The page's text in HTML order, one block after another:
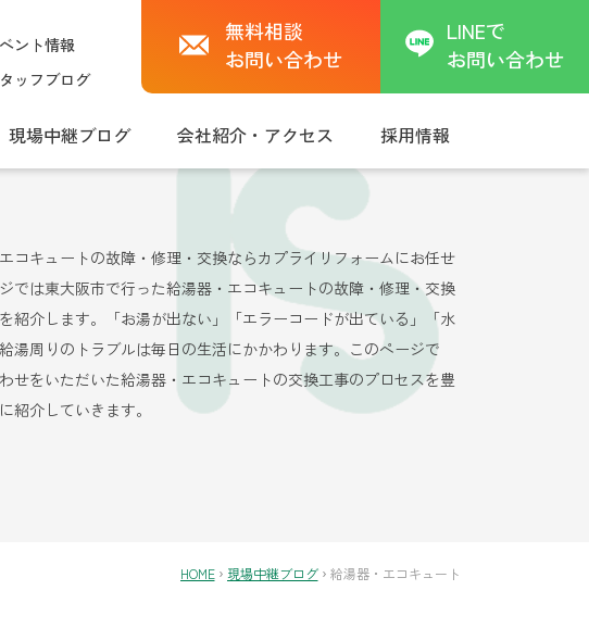
ント情報
ッフブログ
無料相談
お問い合わせ
LINEで
お問い合わせ
現場中継ブログ 会社紹介・アクセス 採用情報
コキュートの故障・修理・交換ならカプライリフォームにお任せ
では東大阪市で行った給湯器・エコキュートの故障・修理・交換
紹介します。「お湯が出ない」「エラーコードが出ている」「水
湯周りのトラブルは毎日の生活にかかわります。このページで
せをいただいた給湯器・エコキュートの交換工事のプロセスを豊
紹介していきます。
HOME 現場中継ブログ 給湯器・エコキュート